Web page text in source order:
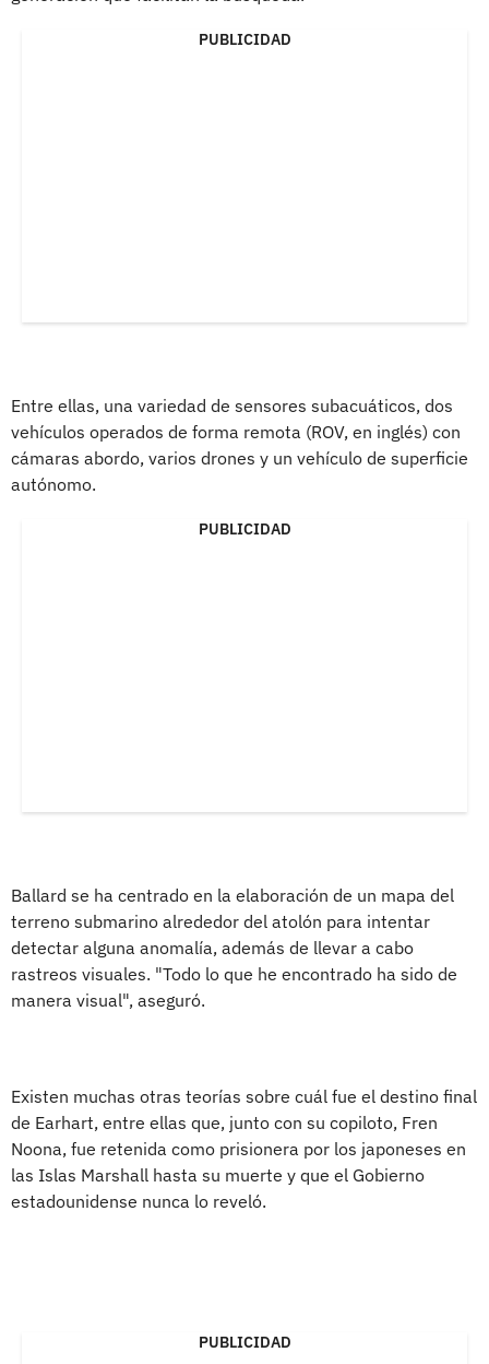
PUBLICIDAD
Entre ellas, una variedad de sensores subacuáticos, dos
vehículos operados de forma remota (ROV, en inglés) con
cámaras abordo, varios drones y un vehículo de superficie
autónomo.
PUBLICIDAD
Ballard se ha centrado en la elaboración de un mapa del
terreno submarino alrededor del atolón para intentar
detectar alguna anomalía, además de llevar a cabo
rastreos visuales. "Todo lo que he encontrado ha sido de
manera visual", aseguró.
Existen muchas otras teorías sobre cuál fue el destino final
de Earhart, entre ellas que, junto con su copiloto, Fren
Noona, fue retenida como prisionera por los japoneses en
las Islas Marshall hasta su muerte y que el Gobierno
estadounidense nunca lo reveló.
PUBLICIDAD